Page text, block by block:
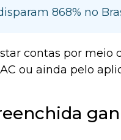
868% no
contas por meio
ou ainda pelo